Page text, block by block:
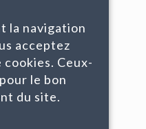
la navigation
acceptez
Ceux-
le bon
du site.